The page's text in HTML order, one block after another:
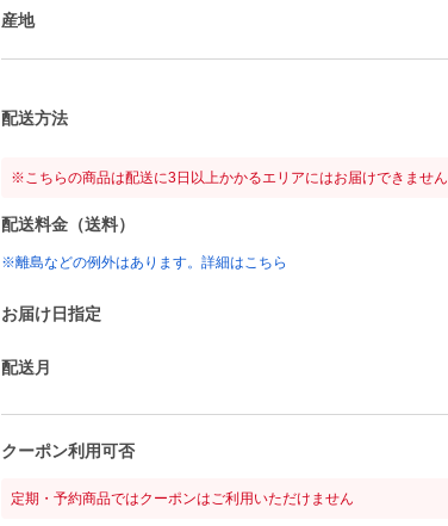
産地
配送方法
※こちらの商品は配送に3日以上かかるエリアにはお届けできません
配送料金（送料）
※離島などの例外はあります。詳細はこちら
お届け日指定
配送月
クーポン利用可否
定期・予約商品ではクーポンはご利用いただけません